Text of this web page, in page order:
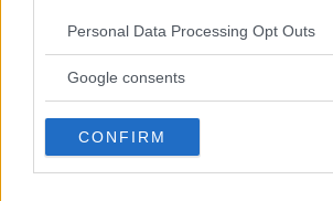
Please note that this website/app uses
not limited to your visit or usage behaviour.
use your data for below specified
consent section.
Personal Data Processing Opt Outs
Google consents
CONFIRM